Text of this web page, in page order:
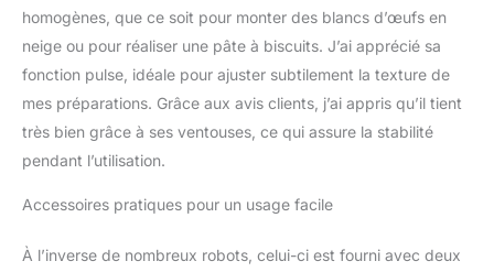
ans, Garantie 2 ans 2
FOUETS : parfaits pour
les petites préparations,
ils sont fabriqués en inox
de haute qualité 2
PÉTRINS : parfaits pour
fabriqués en inox de
accessoires compatibles
homogènes, que ce soit pour monter des blancs d’œufs en
neige ou pour réaliser une pâte à biscuits. J’ai apprécié sa
fonction pulse, idéale pour ajuster subtilement la texture de
mes préparations. Grâce aux avis clients, j’ai appris qu’il tient
très bien grâce à ses ventouses, ce qui assure la stabilité
pendant l’utilisation.
Accessoires pratiques pour un usage facile
À l’inverse de nombreux robots, celui-ci est fourni avec deux